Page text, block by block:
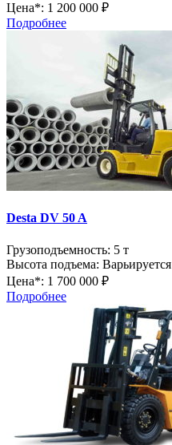
Цена*: 1 200 000 ₽
Подробнее
Desta DV 50 A
Грузоподъемность: 5 т
Высота подъема: Варьируется
Цена*: 1 700 000 ₽
Подробнее